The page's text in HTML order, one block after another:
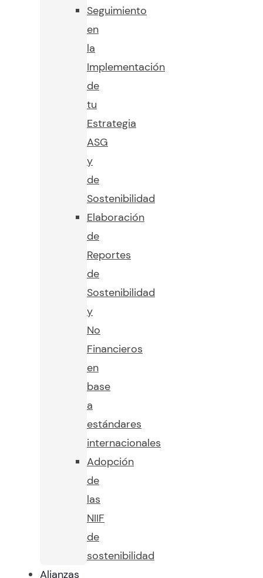
Seguimiento
en
la
Implementación
de
tu
Estrategia
ASG
y
de
Sostenibilidad
Elaboración
de
Reportes
de
Sostenibilidad
y
No
Financieros
en
base
a
estándares
internacionales
Adopción
de
las
NIIF
de
sostenibilidad
Alianzas